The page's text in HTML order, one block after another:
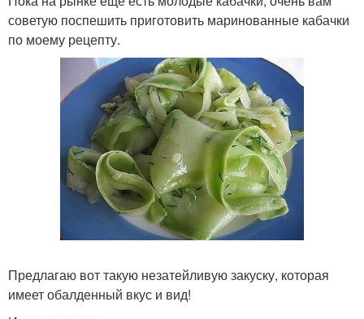
советую поспешить приготовить маринованные кабачки
по моему рецепту.
Предлагаю вот такую незатейливую закуску, которая
имеет обалденный вкус и вид!